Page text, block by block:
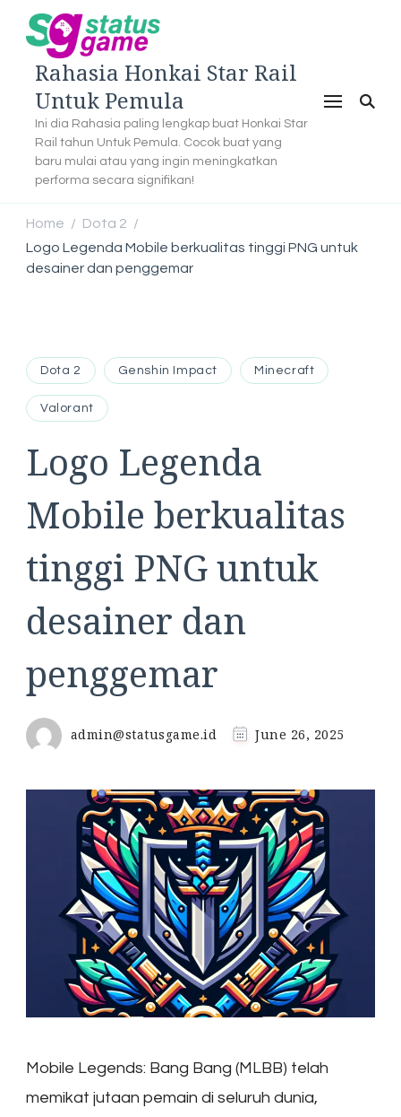
Rahasia Honkai Star Rail
Untuk Pemula
Ini dia Rahasia paling lengkap buat Honkai Star
Rail tahun Untuk Pemula. Cocok buat yang
baru mulai atau yang ingin meningkatkan
performa secara signifikan!
Home / Dota 2 /
Logo Legenda Mobile berkualitas tinggi PNG untuk
desainer dan penggemar
Dota 2 Genshin Impact Minecraft
Valorant
Logo Legenda
Mobile berkualitas
tinggi PNG untuk
desainer dan
penggemar
admin@statusgame.id June 26, 2025
Mobile Legends: Bang Bang (MLBB) telah
memikat jutaan pemain di seluruh dunia,